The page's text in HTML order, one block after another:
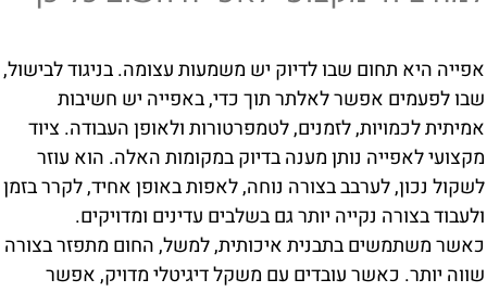
אפייה היא תחום שבו לדיוק יש משמעות עצומה. בניגוד לבישול,
שבו לפעמים אפשר לאלתר תוך כדי, באפייה יש חשיבות
אמיתית לכמויות, לזמנים, לטמפרטורות ולאופן העבודה. ציוד
מקצועי לאפייה נותן מענה בדיוק במקומות האלה. הוא עוזר
לשקול נכון, לערבב בצורה נוחה, לאפות באופן אחיד, לקרר בזמן
ולעבוד בצורה נקייה יותר גם בשלבים עדינים ומדויקים.
כאשר משתמשים בתבנית איכותית, למשל, החום מתפזר בצורה
שווה יותר. כאשר עובדים עם משקל דיגיטלי מדויק, אפשר